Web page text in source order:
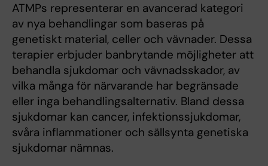
ATMPs representerar en avancerad kategori
av nya behandlingar som baseras på
genetiskt material, celler och vävnader. Dessa
terapier erbjuder banbrytande möjligheter att
behandla sjukdomar och vävnadsskador, av
vilka många för närvarande har begränsade
eller inga behandlingsalternativ. Bland dessa
sjukdomar kan cancer, infektionssjukdomar,
svåra inflammationer och sällsynta genetiska
sjukdomar nämnas.